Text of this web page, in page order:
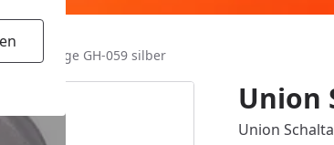
Schaltauge GH-059 silber
Union
Union